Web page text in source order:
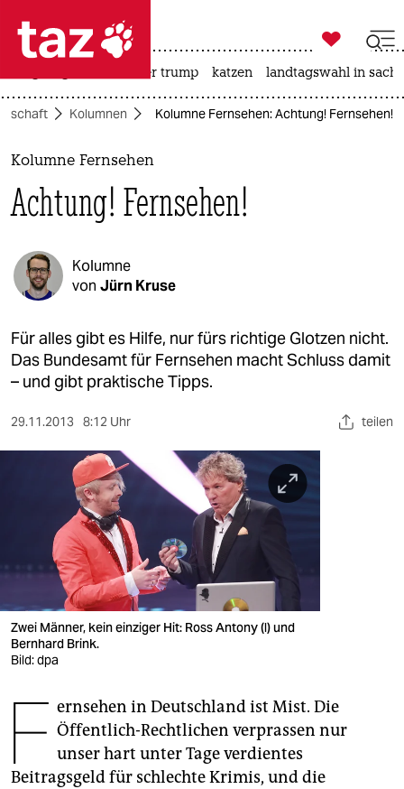
 taz zahl ich
taz zahl ich
themen
politik
öko
gesellschaft
kultur
sport
nord
wahrheit
verlag
verlag
veranstaltungen
shop
fragen & hilfe
unterstützen
genossenschaft

taz zahl ich
usa unter trump katzen landtagswahl in
Kolumnen Kolumne Fernsehen: Achtung! Fernsehen!
Kolumne Fernsehen
Achtung! Fernsehen!
Kolumne
von Jürn Kruse
Für alles gibt es Hilfe, nur fürs richtige Glotzen nicht.
Das Bundesamt für Fernsehen macht Schluss damit
– und gibt praktische Tipps.
29.11.2013 8:12 Uhr teilen
Zwei Männer, kein einziger Hit: Ross Antony (l) und
Bernhard Brink.
Bild: dpa
F ernsehen in Deutschland ist Mist. Die
Öffentlich-Rechtlichen verprassen nur
unser hart unter Tage verdientes
Beitragsgeld für schlechte Krimis, und die